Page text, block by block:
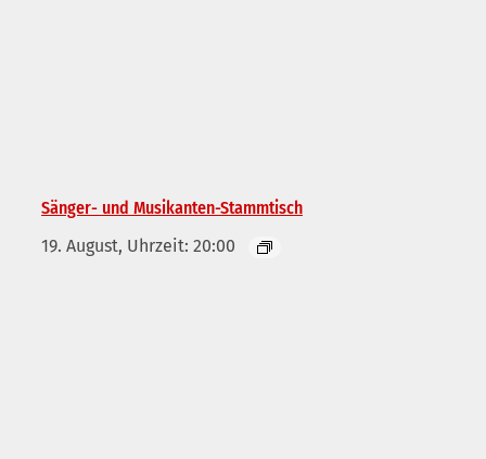
Sänger- und Musikanten-Stammtisch
19. August, Uhrzeit: 20:00